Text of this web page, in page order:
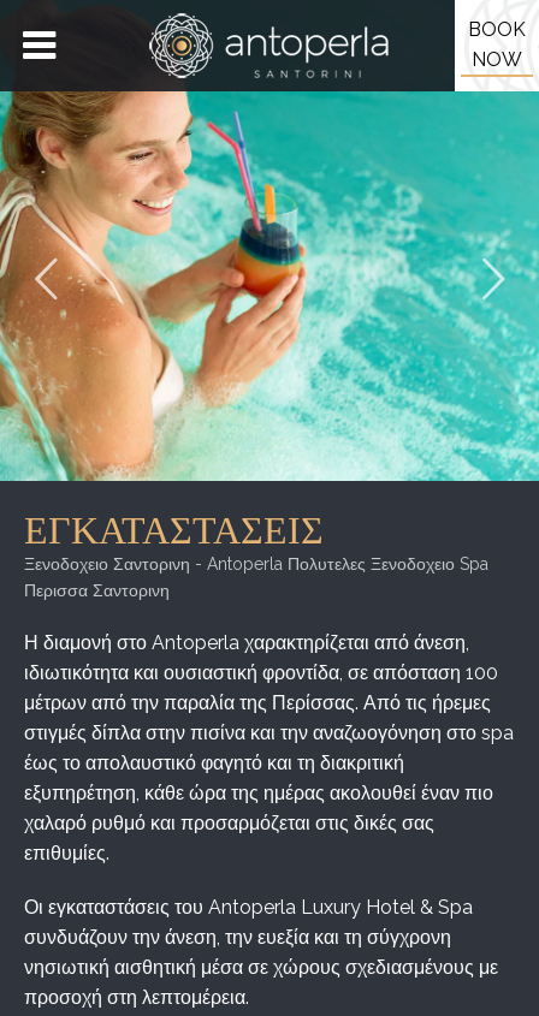
BOOK
NOW
ΕΓΚΑΤΑΣΤΑΣΕΙΣ
Ξενοδοχειο Σαντορινη - Antoperla Πολυτελες Ξενοδοχειο Spa
Περισσα Σαντορινη
Η διαμονή στο Antoperla χαρακτηρίζεται από άνεση,
ιδιωτικότητα και ουσιαστική φροντίδα, σε απόσταση 100
μέτρων από την παραλία της Περίσσας. Από τις ήρεμες
στιγμές δίπλα στην πισίνα και την αναζωογόνηση στο spa
έως το απολαυστικό φαγητό και τη διακριτική
εξυπηρέτηση, κάθε ώρα της ημέρας ακολουθεί έναν πιο
χαλαρό ρυθμό και προσαρμόζεται στις δικές σας
επιθυμίες.
Οι εγκαταστάσεις του Antoperla Luxury Hotel & Spa
συνδυάζουν την άνεση, την ευεξία και τη σύγχρονη
νησιωτική αισθητική μέσα σε χώρους σχεδιασμένους με
προσοχή στη λεπτομέρεια.